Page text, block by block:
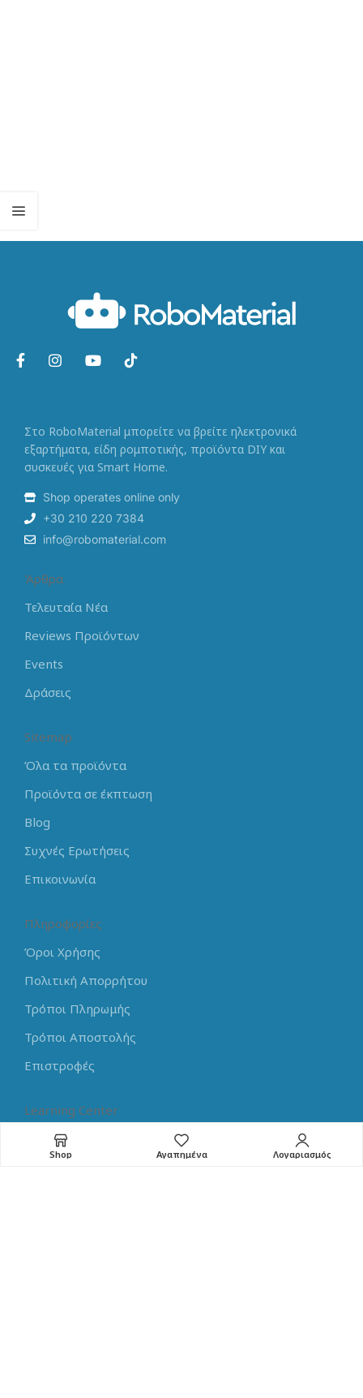
Στο RoboMaterial μπορείτε να βρείτε ηλεκτρονικά
εξαρτήματα, είδη ρομποτικής, προϊόντα DIY και
συσκευές για Smart Home.
Shop operates online only
+30 210 220 7384
info@robomaterial.com
Άρθρα
Τελευταία Νέα
Reviews Προϊόντων
Events
Δράσεις
Sitemap
Όλα τα προϊόντα
Προϊόντα σε έκπτωση
Blog
Συχνές Ερωτήσεις
Επικοινωνία
Πληροφορίες
Όροι Χρήσης
Πολιτική Απορρήτου
Τρόποι Πληρωμής
Τρόποι Αποστολής
Επιστροφές
Learning Center
Arduino Tutorials
Shop Αγαπημένα Λογαριασμός